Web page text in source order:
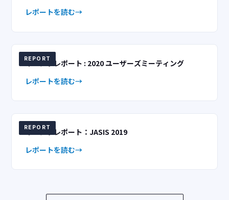
レポートを読む
REPORT
イベントレポート : 2020 ユーザーズミーティング
レポートを読む
REPORT
イベントレポート：JASIS 2019
レポートを読む